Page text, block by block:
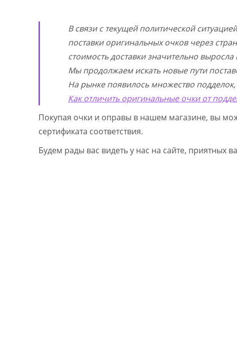
В связи с текущей политической
поставки оригинальных очков через
стоимость доставки значительно
Мы продолжаем искать новые пути
На рынке появилось множество
Как отличить оригинальные очки от
Покупая очки и оправы в нашем магазине, вы
сертификата соответствия.
Будем рады вас видеть у нас на сайте, приятных